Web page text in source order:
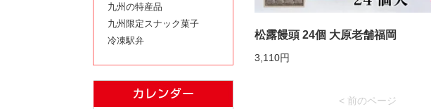
九州の特産品
九州限定スナック菓子
冷凍駅弁
松露饅頭 24個 大原老舗福岡
3,110円
< 前のページ